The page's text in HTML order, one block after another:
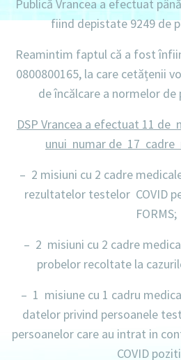
Publică Vrancea a efectuat
fiind depistate9249 de
Reamintim faptul că a fost
0800800165, la care cetățenii
de încălcare a normelor
DSP Vrancea a efectuat 11 de
unui numar de 17 cadre
– 2 misiuni cu 2 cadre
rezultatelor testelor COVID
FORMS;
– 2 misiuni cu 2 cadre
probelor recoltate la
– 1 misiune cu 1 cadru
datelor privind persoanele
persoanelor care au intrat in
COVID